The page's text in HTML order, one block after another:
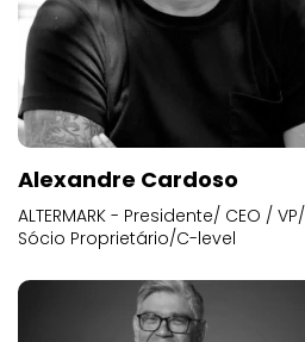
Alexandre Cardoso
ALTERMARK - Presidente/ CEO / VP/
Sócio Proprietário/C-level